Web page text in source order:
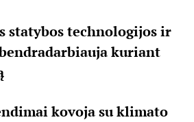
statybos technologijos ir
kuriant
kovoja su klimato